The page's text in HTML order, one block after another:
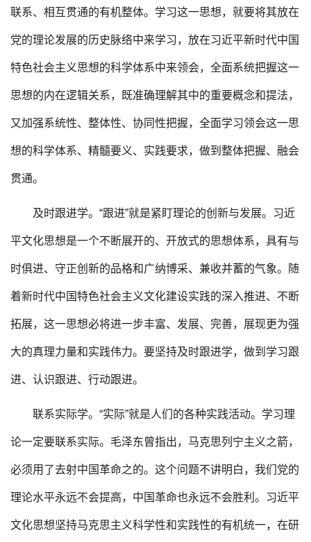
联系、相互贯通的有机整体。学习这一思想，就要将其放在
党的理论发展的历史脉络中来学习，放在习近平新时代中国
特色社会主义思想的科学体系中来领会，全面系统把握这一
思想的内在逻辑关系，既准确理解其中的重要概念和提法，
又加强系统性、整体性、协同性把握，全面学习领会这一思
想的科学体系、精髓要义、实践要求，做到整体把握、融会
贯通。
及时跟进学。“跟进”就是紧盯理论的创新与发展。习近
平文化思想是一个不断展开的、开放式的思想体系，具有与
时俱进、守正创新的品格和广纳博采、兼收并蓄的气象。随
着新时代中国特色社会主义文化建设实践的深入推进、不断
拓展，这一思想必将进一步丰富、发展、完善，展现更为强
大的真理力量和实践伟力。要坚持及时跟进学，做到学习跟
进、认识跟进、行动跟进。
联系实际学。“实际”就是人们的各种实践活动。学习理
论一定要联系实际。毛泽东曾指出，马克思列宁主义之箭，
必须用了去射中国革命之的。这个问题不讲明白，我们党的
理论水平永远不会提高，中国革命也永远不会胜利。习近平
文化思想坚持马克思主义科学性和实践性的有机统一，在研